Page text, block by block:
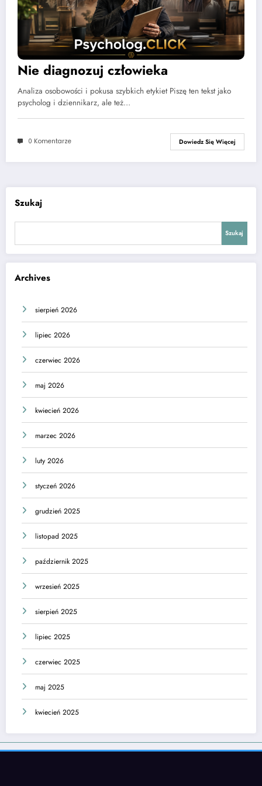
Nie diagnozuj człowieka
Analiza osobowości i pokusa szybkich etykiet Piszę ten tekst jako
psycholog i dziennikarz, ale też…
0 Komentarze Dowiedz Się Więcej
Szukaj
Szukaj
Archives
sierpień 2026
lipiec 2026
czerwiec 2026
maj 2026
kwiecień 2026
marzec 2026
luty 2026
styczeń 2026
grudzień 2025
listopad 2025
październik 2025
wrzesień 2025
sierpień 2025
lipiec 2025
czerwiec 2025
maj 2025
kwiecień 2025